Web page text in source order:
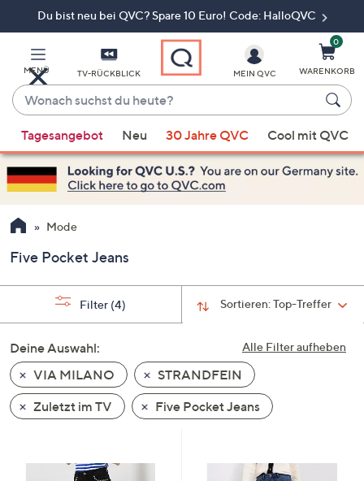
Du bist neu bei QVC? Spare 10 Euro! Code: HalloQVC
MENÜ TV-RÜCKBLICK
Wonach
suchst
du
heute?
Vorschläge
verfügbar
sind,
verwenden
Sie
Pfeiltasten
nach
und
nach
unten
oder
wischen
Sie
MEIN QVC
0
WARENKORB
Tagesangebot Neu 30 Jahre QVC Cool mit QVC
Mode
Five Pocket Jeans
Sortieren:Top-Treffer
Filter (4)
Alle Filter aufheben
Deine Auswahl:
VIA MILANO
STRANDFEIN
Zuletzt im TV
Five Pocket Jeans